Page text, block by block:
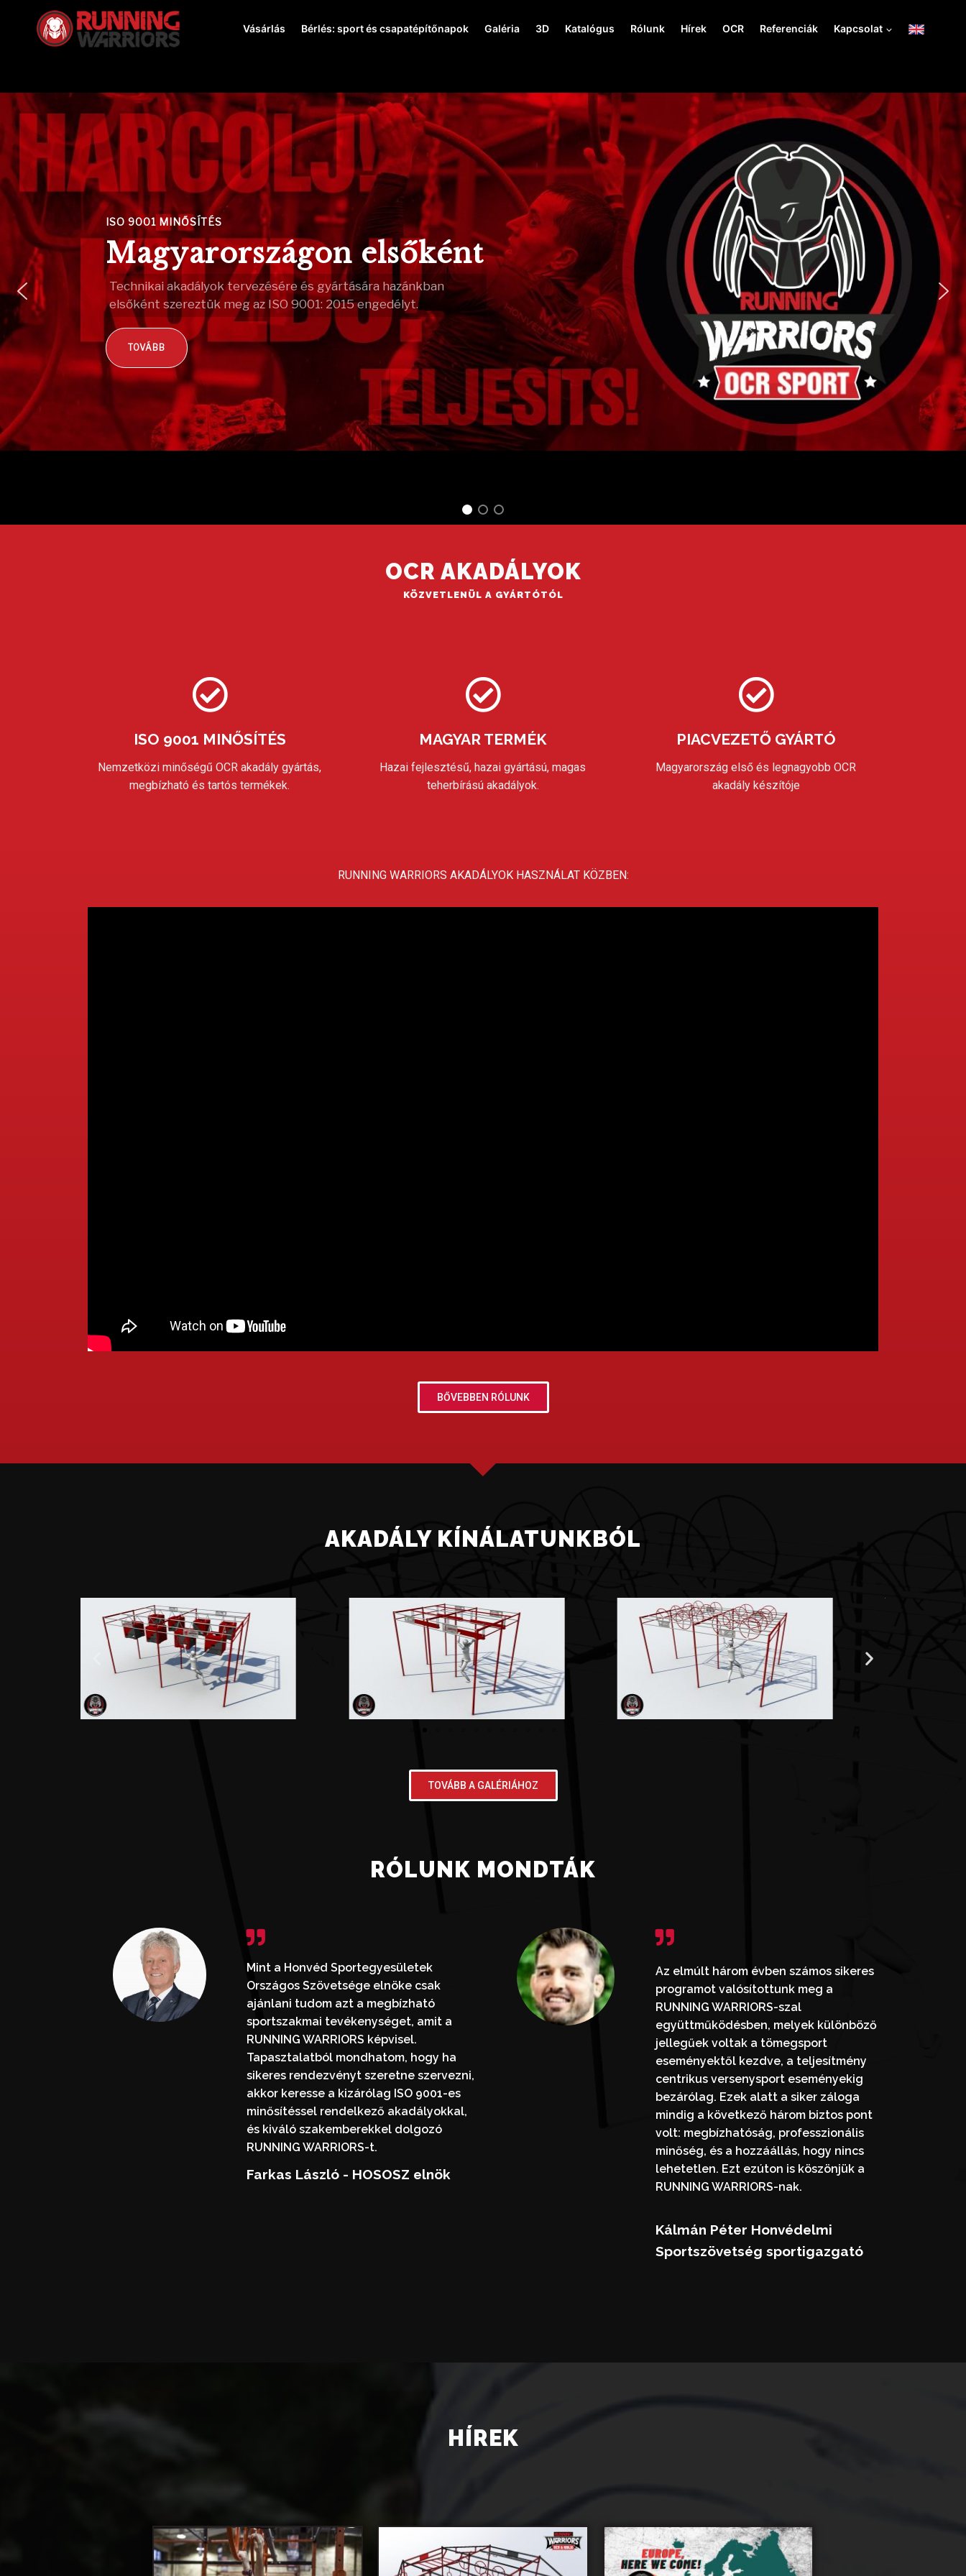
Vásárlás Bérlés: sport és csapatépítőnapok Galéria 3D Katalógus Rólunk Hírek OCR Referenciák Kapcsolat
ISO 9001 MINŐSÍTÉS
Magyarországon elsőként
Technikai akadályok tervezésére és gyártására hazánkban
elsőként szereztük meg az ISO 9001: 2015 engedélyt.
TOVÁBB
OCR AKADÁLYOK
KÖZVETLENÜL A GYÁRTÓTÓL
ISO 9001 MINŐSÍTÉS
Nemzetközi minőségű OCR akadály gyártás,
megbízható és tartós termékek.
MAGYAR TERMÉK
Hazai fejlesztésű, hazai gyártású, magas
teherbírású akadályok.
PIACVEZETŐ GYÁRTÓ
Magyarország első és legnagyobb OCR
akadály készítóje
RUNNING WARRIORS AKADÁLYOK HASZNÁLAT KÖZBEN:
BŐVEBBEN RÓLUNK
AKADÁLY KÍNÁLATUNKBÓL
TOVÁBB A GALÉRIÁHOZ
RÓLUNK MONDTÁK
Mint a Honvéd Sportegyesületek
Országos Szövetsége elnöke csak
ajánlani tudom azt a megbízható
sportszakmai tevékenységet, amit a
RUNNING WARRIORS képvisel.
Tapasztalatból mondhatom, hogy ha
sikeres rendezvényt szeretne szervezni,
akkor keresse a kizárólag ISO 9001-es
minősítéssel rendelkező akadályokkal,
és kiváló szakemberekkel dolgozó
RUNNING WARRIORS-t.
Farkas László - HOSOSZ elnök
Az elmúlt három évben számos sikeres
programot valósítottunk meg a
RUNNING WARRIORS-szal
együttműködésben, melyek különböző
jellegűek voltak a tömegsport
eseményektől kezdve, a teljesítmény
centrikus versenysport eseményekig
bezárólag. Ezek alatt a siker záloga
mindig a következő három biztos pont
volt: megbízhatóság, professzionális
minőség, és a hozzáállás, hogy nincs
lehetetlen. Ezt ezúton is köszönjük a
RUNNING WARRIORS-nak.
Kálmán Péter Honvédelmi
Sportszövetség sportigazgató
HÍREK